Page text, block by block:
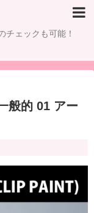
チェックも可能！
般的 01 アー